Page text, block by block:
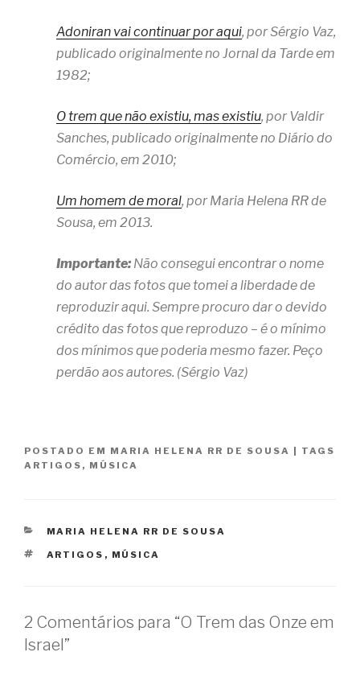
Adoniran vai continuar por aqui, por Sérgio Vaz,
publicado originalmente no Jornal da Tarde em
1982;
O trem que não existiu, mas existiu, por Valdir
Sanches, publicado originalmente no Diário do
Comércio, em 2010;
Um homem de moral, por Maria Helena RR de
Sousa, em 2013.
Importante: Não consegui encontrar o nome
do autor das fotos que tomei a liberdade de
reproduzir aqui. Sempre procuro dar o devido
crédito das fotos que reproduzo – é o mínimo
dos mínimos que poderia mesmo fazer. Peço
perdão aos autores. (Sérgio Vaz)
POSTADO EM MARIA HELENA RR DE SOUSA
TAGS
ARTIGOS , MÚSICA
CATEGORIAS
MARIA HELENA RR DE SOUSA
TAGS
ARTIGOS , MÚSICA
2 Comentários para “O Trem das Onze em
Israel”